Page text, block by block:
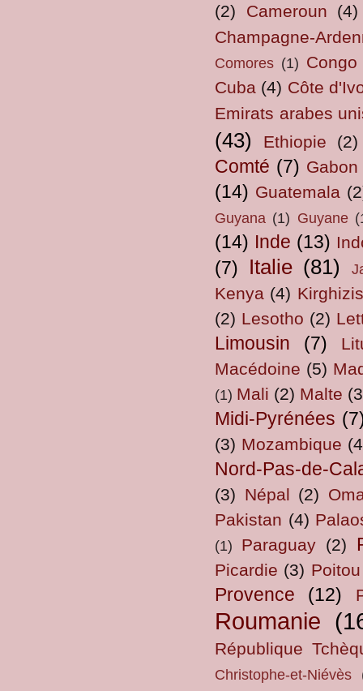
(2) Cameroun
(4)
Champagne-
Comores (1) Congo
Cuba (4) Côte
Emirats arabes
(43) Ethiopie (2)
Comté (7) Gabon
(14) Guatemala
Guyana (1) Guyane
(14) Inde (13)
(7) Italie (81)
Kenya (4)
(2) Lesotho (2)
Limousin (7)
Macédoine (5)
(1) Mali (2) Malte
Midi-Pyrénées
(3) Mozambique
Nord-Pas-de-
(3) Népal (2)
Pakistan (4)
(1) Paraguay (2)
Picardie (3)
Provence (12)
Roumanie
République
Christophe-et-Niévès